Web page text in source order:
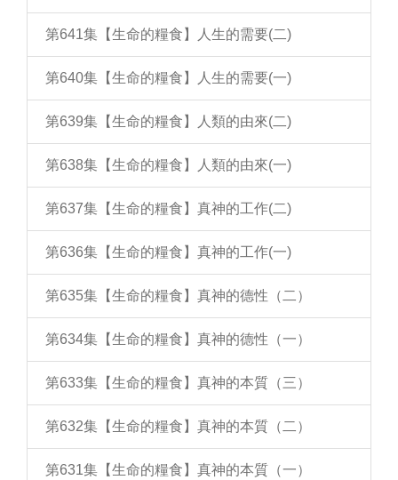
第641集【生命的糧食】人生的需要(二)
第640集【生命的糧食】人生的需要(一)
第639集【生命的糧食】人類的由來(二)
第638集【生命的糧食】人類的由來(一)
第637集【生命的糧食】真神的工作(二)
第636集【生命的糧食】真神的工作(一)
第635集【生命的糧食】真神的德性（二）
第634集【生命的糧食】真神的德性（一）
第633集【生命的糧食】真神的本質（三）
第632集【生命的糧食】真神的本質（二）
第631集【生命的糧食】真神的本質（一）